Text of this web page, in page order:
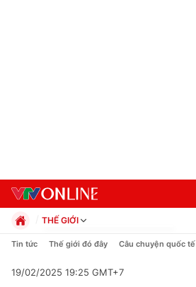
THẾ GIỚI
Chính trị
Pháp luật
Tin tức Thế giới đó đây Câu chuyện quốc tế
19/02/2025 19:25 GMT+7